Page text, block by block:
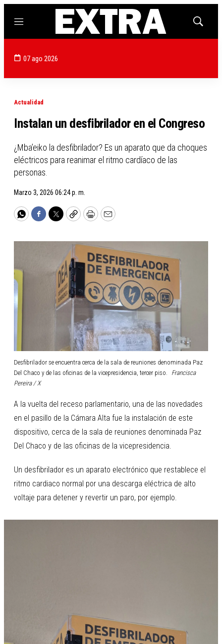
Menú
Mostrar
07 ago 2026
Actualidad
Instalan un desfibrilador en el Congreso
¿Mba’eiko la desfibrilador? Es un aparato que da choques
eléctricos para reanimar el ritmo cardíaco de las
personas.
Marzo 3, 2026 06:24 p. m.
WhatsApp
Facebook
TwitterCopyPrintEmail
Desfibrilador se encuentra cerca de la sala de reuniones denominada Paz
Del Chaco y de las oficinas de la vicepresidencia, tercer piso.
Francisca
Pereira / X
A la vuelta del receso parlamentario, una de las novedades
en el pasillo de la Cámara Alta fue la instalación de este
dispositivo, cerca de la sala de reuniones denominada Paz
Del Chaco y de las oficinas de la vicepresidencia.
Un desfibrilador es un aparato electrónico que restablece el
ritmo cardiaco normal por una descarga eléctrica de alto
voltaje para detener y revertir un paro, por ejemplo.